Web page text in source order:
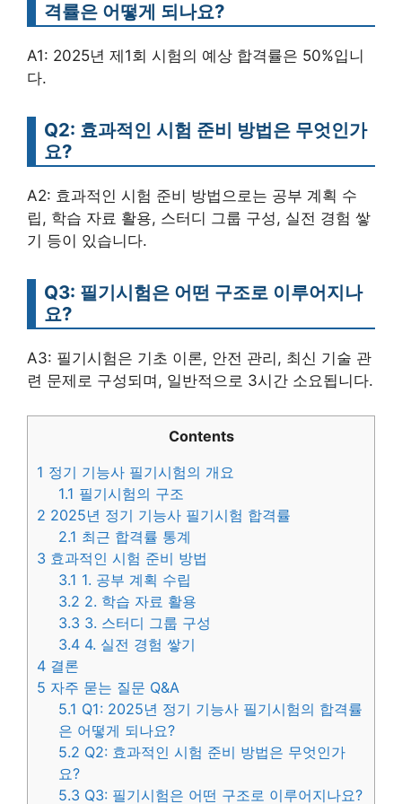
격률은 어떻게 되나요?
A1: 2025년 제1회 시험의 예상 합격률은 50%입니
다.
Q2: 효과적인 시험 준비 방법은 무엇인가
요?
A2: 효과적인 시험 준비 방법으로는 공부 계획 수
립, 학습 자료 활용, 스터디 그룹 구성, 실전 경험 쌓
기 등이 있습니다.
Q3: 필기시험은 어떤 구조로 이루어지나
요?
A3: 필기시험은 기초 이론, 안전 관리, 최신 기술 관
련 문제로 구성되며, 일반적으로 3시간 소요됩니다.
Contents
1 정기 기능사 필기시험의 개요
1.1 필기시험의 구조
2 2025년 정기 기능사 필기시험 합격률
2.1 최근 합격률 통계
3 효과적인 시험 준비 방법
3.1 1. 공부 계획 수립
3.2 2. 학습 자료 활용
3.3 3. 스터디 그룹 구성
3.4 4. 실전 경험 쌓기
4 결론
5 자주 묻는 질문 Q&A
5.1 Q1: 2025년 정기 기능사 필기시험의 합격률
은 어떻게 되나요?
5.2 Q2: 효과적인 시험 준비 방법은 무엇인가
요?
5.3 Q3: 필기시험은 어떤 구조로 이루어지나요?